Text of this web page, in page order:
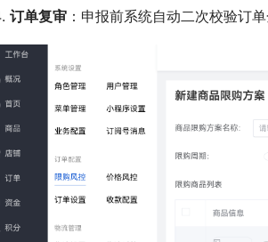
订单复审 ：申报前系统自动二次校验订